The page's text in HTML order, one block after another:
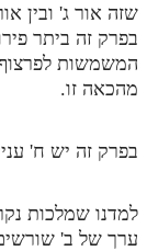
שזה אור ג' ובין
בפרק זה ביתר
המשמשות
מהכאה זו.
בפרק זה יש ח'
למדנו שמלכות
ערך של ב'